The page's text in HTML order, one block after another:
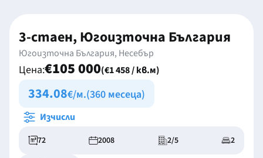
3-стаен, Югоизточна България
Югоизточна България, Несебър
Цена:€105 000(€1 458 / кв.м)
334.08€/м.(360 месеца)
Изчисли
72 2008 2/5 2